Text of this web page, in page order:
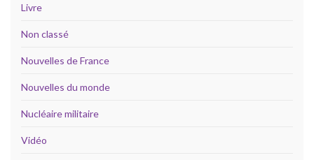
Livre
Non classé
Nouvelles de France
Nouvelles du monde
Nucléaire militaire
Vidéo